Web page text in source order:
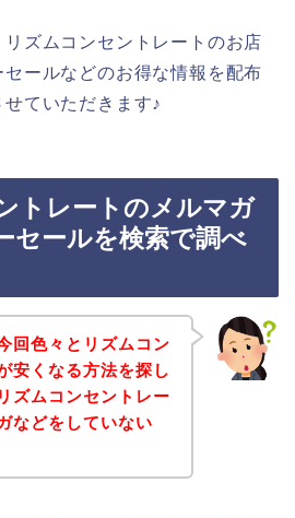
ズムコンセントレートのお店
ールなどのお得な情報を配布
ていただきます♪
トレートのメルマガ
セールを検索で調べ
回色々とリズムコン
安くなる方法を探し
ズムコンセントレー
などをしていない